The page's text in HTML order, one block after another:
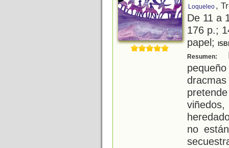
Loqueleo ,
De 11 a
176 p.;
papel;
Resumen:
no